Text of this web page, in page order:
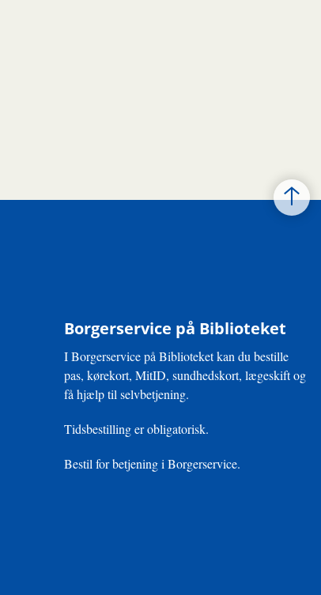
Borgerservice på Biblioteket
I Borgerservice på Biblioteket kan du bestille
pas, kørekort, MitID, sundhedskort, lægeskift og
få hjælp til selvbetjening.
Tidsbestilling er obligatorisk.
Bestil for betjening i Borgerservice.